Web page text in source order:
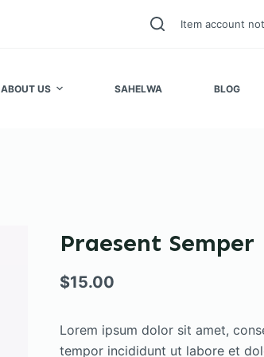
Item account
ABOUT US SAHELWA BLOG
Praesent Semper
$15.00
Lorem ipsum dolor sit amet,
tempor incididunt ut labore et